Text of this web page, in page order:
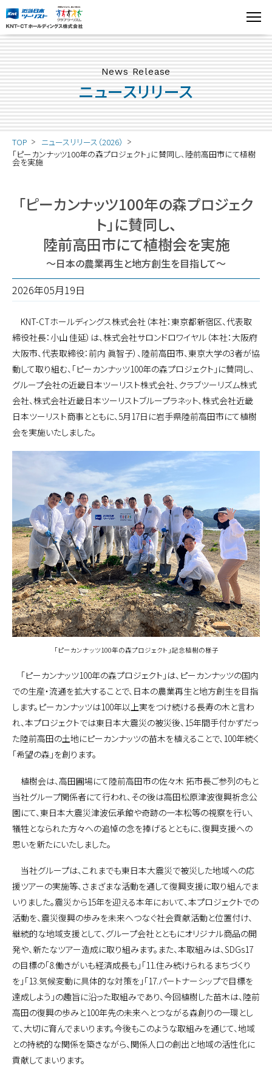
News Release
ニュースリリース
TOP
ニュースリリース（2026）
「ピーカンナッツ100年の森プロジェクト」に賛同し、陸前高田市にて植樹
会を実施
「ピーカンナッツ100年の森プロジェク
ト」に賛同し、
陸前高田市にて植樹会を実施
～日本の農業再生と地方創生を目指して～
2026年05月19日
KNT-CTホールディングス株式会社（本社：東京都新宿区、代表取
締役社長：小山 佳延）は、株式会社サロンドロワイヤル（本社：大阪府
大阪市、代表取締役：前内 眞智子）、陸前高田市、東京大学の3者が協
動して取り組む、「ピーカンナッツ100年の森プロジェクト」に賛同し、
グループ会社の近畿日本ツーリスト株式会社、クラブツーリズム株式
会社、株式会社近畿日本ツーリストブループラネット、株式会社近畿
日本ツーリスト商事とともに、5月17日に岩手県陸前高田市にて植樹
会を実施いたしました。
「ピーカンナッツ100年の森プロジェクト」記念植樹の様子
「ピーカンナッツ100年の森プロジェクト」は、ピーカンナッツの国内
での生産・流通を拡大することで、日本の農業再生と地方創生を目指
します。ピーカンナッツは100年以上実をつけ続ける長寿の木と言わ
れ、本プロジェクトでは東日本大震災の被災後、15年間手付かずだっ
た陸前高田の土地にピーカンナッツの苗木を植えることで、100年続く
「希望の森」を創ります。
植樹会は、高田圃場にて陸前高田市の佐々木 拓市長ご参列のもと
当社グループ関係者にて行われ、その後は高田松原津波復興祈念公
園にて、東日本大震災津波伝承館や奇跡の一本松等の視察を行い、
犠牲となられた方々への追悼の念を捧げるとともに、復興支援への
思いを新たにいたしました。
当社グループは、これまでも東日本大震災で被災した地域への応
援ツアーの実施等、さまざまな活動を通して復興支援に取り組んでま
いりました。震災から15年を迎える本年において、本プロジェクトでの
活動を、震災復興の歩みを未来へつなぐ社会貢献活動と位置付け、
継続的な地域支援として、グループ会社とともにオリジナル商品の開
発や、新たなツアー造成に取り組みます。また、本取組みは、SDGs17
の目標の「8.働きがいも経済成長も」「11.住み続けられるまちづくり
を」「13.気候変動に具体的な対策を」「17.パートナーシップで目標を
達成しよう」の趣旨に沿った取組みであり、今回植樹した苗木は、陸前
高田の復興の歩みと100年先の未来へとつながる森創りの一環とし
て、大切に育んでまいります。今後もこのような取組みを通じて、地域
との持続的な関係を築きながら、関係人口の創出と地域の活性化に
貢献してまいります。